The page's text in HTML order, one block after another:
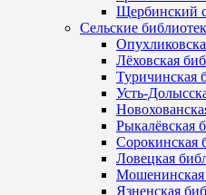
Щербинский
Сельские
Лёховская
Туричинская
Усть-
Рыкалёвская
Сорокинская
Ловецкая
Мошенинская
Язненская